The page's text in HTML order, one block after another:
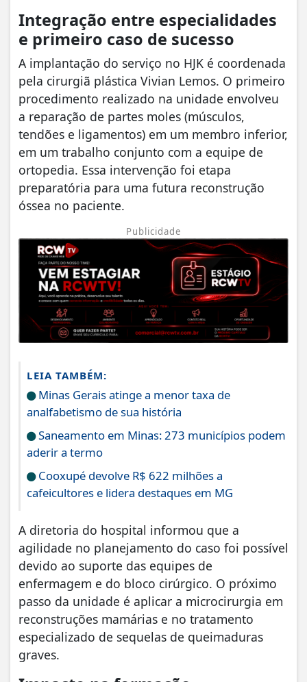
Integração entre especialidades
e primeiro caso de sucesso
​A implantação do serviço no HJK é coordenada
pela cirurgiã plástica Vivian Lemos. O primeiro
procedimento realizado na unidade envolveu
a reparação de partes moles (músculos,
tendões e ligamentos) em um membro inferior,
em um trabalho conjunto com a equipe de
ortopedia. Essa intervenção foi etapa
preparatória para uma futura reconstrução
óssea no paciente.
Publicidade
LEIA TAMBÉM:
Minas Gerais atinge a menor taxa de
analfabetismo de sua história
Saneamento em Minas: 273 municípios podem
aderir a termo
Cooxupé devolve R$ 622 milhões a
cafeicultores e lidera destaques em MG
​A diretoria do hospital informou que a
agilidade no planejamento do caso foi possível
devido ao suporte das equipes de
enfermagem e do bloco cirúrgico. O próximo
passo da unidade é aplicar a microcirurgia em
reconstruções mamárias e no tratamento
especializado de sequelas de queimaduras
graves.